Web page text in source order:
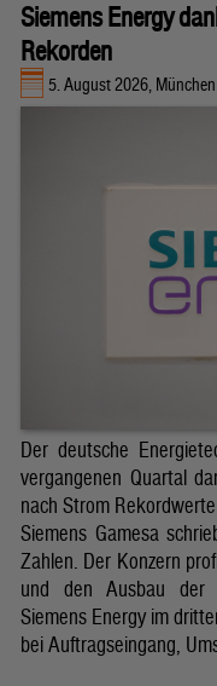
Siemens Energy
Rekorden
5. August 2026, München
Der deutsche
vergangenen Quartal
nach Strom
Siemens Gamesa
Zahlen. Der Konzern
und den Ausbau der
Siemens Energy im
bei Auftragseingang,